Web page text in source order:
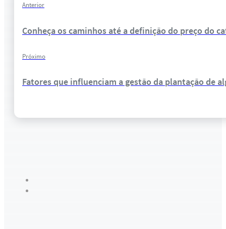
Anterior
Conheça os caminhos até a definição do preço do
Próximo
Fatores que influenciam a gestão da plantação de